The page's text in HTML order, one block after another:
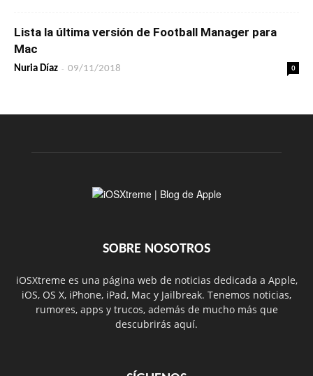
Lista la última versión de Football Manager para
Mac
Nuria Díaz - 09/11/2018 0
SOBRE NOSOTROS
iOSXtreme es una página web de noticias dedicada a Apple,
iOS, OS X, iPhone, iPad, Mac y Jailbreak. Tenemos noticias,
rumores, apps y trucos, además de mucho más que
descubrirás aquí.